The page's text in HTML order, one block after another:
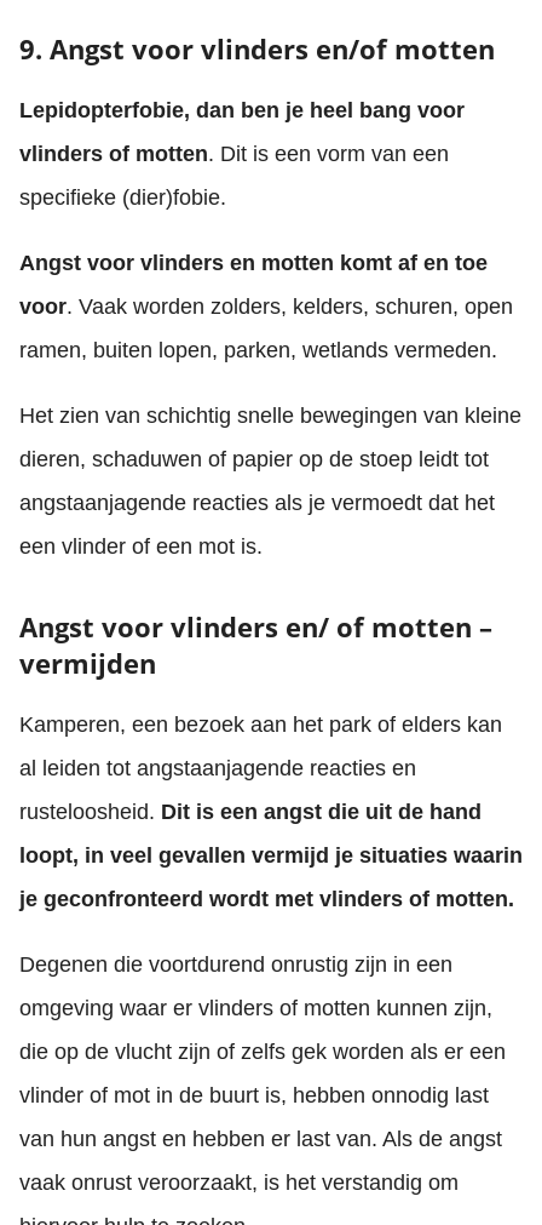
9. Angst voor vlinders en/of motten
Lepidopterfobie, dan ben je heel bang voor
vlinders of motten. Dit is een vorm van een
specifieke (dier)fobie.
Angst voor vlinders en motten komt af en toe
voor. Vaak worden zolders, kelders, schuren, open
ramen, buiten lopen, parken, wetlands vermeden.
Het zien van schichtig snelle bewegingen van kleine
dieren, schaduwen of papier op de stoep leidt tot
angstaanjagende reacties als je vermoedt dat het
een vlinder of een mot is.
Angst voor vlinders en/ of motten –
vermijden
Kamperen, een bezoek aan het park of elders kan
al leiden tot angstaanjagende reacties en
rusteloosheid. Dit is een angst die uit de hand
loopt, in veel gevallen vermijd je situaties waarin
je geconfronteerd wordt met vlinders of motten.
Degenen die voortdurend onrustig zijn in een
omgeving waar er vlinders of motten kunnen zijn,
die op de vlucht zijn of zelfs gek worden als er een
vlinder of mot in de buurt is, hebben onnodig last
van hun angst en hebben er last van. Als de angst
vaak onrust veroorzaakt, is het verstandig om